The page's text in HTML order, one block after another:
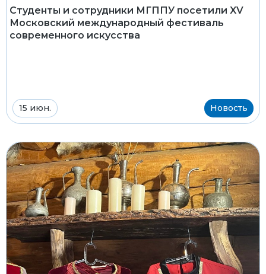
Студенты и сотрудники МГППУ посетили XV
Московский международный фестиваль
современного искусства
15 июн. Новость